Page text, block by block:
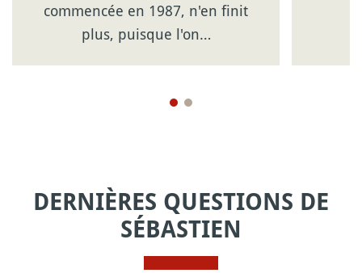
commencée en 1987, n'en finit
plus, puisque l'on…
DERNIÈRES QUESTIONS DE
SÉBASTIEN